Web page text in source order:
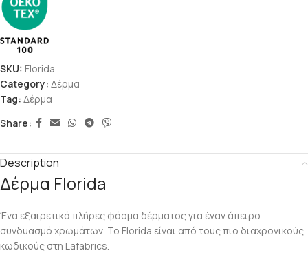
SKU: Florida
Category: Δέρμα
Tag: Δέρμα
Share:
Description
Δέρμα Florida
Ένα εξαιρετικά πλήρες φάσμα δέρματος για έναν άπειρο
συνδυασμό χρωμάτων. Το Florida είναι από τους πιο διαχρονικούς
κωδικούς στη Lafabrics.